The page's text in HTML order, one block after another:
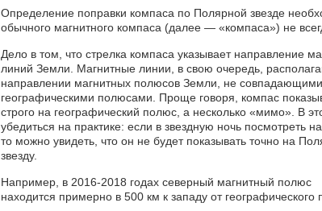
Определение поправки компаса по Полярной звезде
обычного магнитного компаса (далее — «компаса») не
Дело в том, что стрелка компаса указывает направление
линий Земли. Магнитные линии, в свою очередь,
направлении магнитных полюсов Земли, не
географическими полюсами. Проще говоря, компас
строго на географический полюс, а несколько «мимо». В
убедиться на практике: если в звездную ночь посмотреть
то можно увидеть, что он не будет показывать точно на
звезду.
Например, в 2016-2018 годах северный магнитный полюс
находится примерно в 500 км к западу от географического